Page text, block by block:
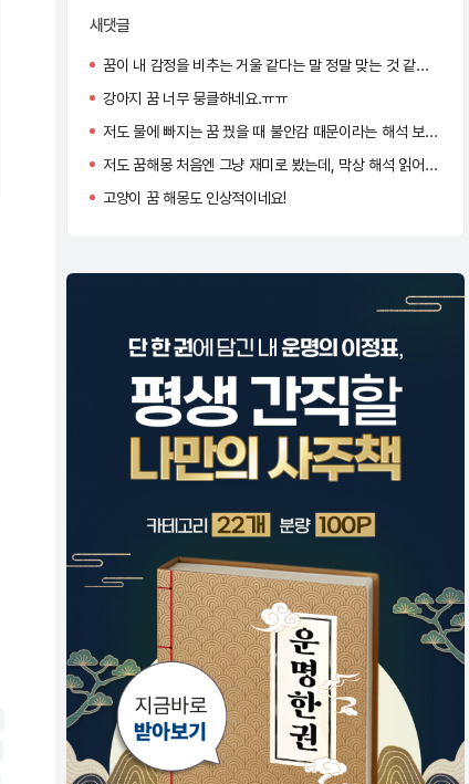
새댓글
꿈이 내 감정을 비추는 거울 같다는 말 정말 맞는 것 같아요. 저도 요즘은 아침마다 꿈을 기록하게 됐어요 :)
강아지 꿈 너무 뭉클하네요.ㅠㅠ
저도 물에 빠지는 꿈 꿨을 때 불안감 때문이라는 해석 보고 너무 공감됐어요…
저도 꿈해몽 처음엔 그냥 재미로 봤는데, 막상 해석 읽어보면 묘하게 지금 내 상황이랑 맞아서 소름 돋더라고요!
고양이 꿈 해몽도 인상적이네요!